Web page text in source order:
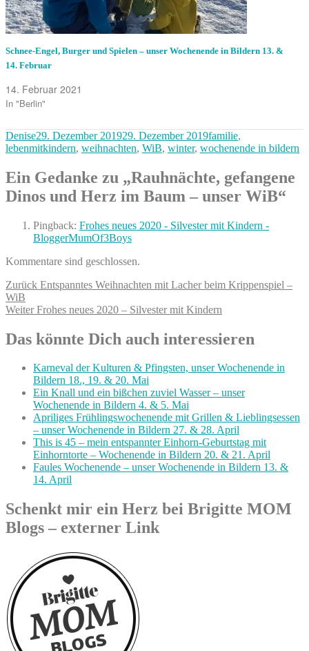
Schnee-Engel, Burger und Spielen – unser Wochenende in Bildern 13. &
14. Februar
14. Februar 2021
In "Berlin"
Autor
DeniseVeröffentlicht
am
29. Dezember 201929. Dezember 2019Kategorien
familie,
lebenmitkindern, weihnachten, WiB, winter, wochenende in bildern
Ein Gedanke zu „Rauhnächte, gefangene
Dinos und Herz im Baum – unser WiB“
Pingback: Frohes neues 2020 - Silvester mit Kindern -
BloggerMumOf3Boys
Kommentare sind geschlossen.
Beitragsnavigation
Zurück Vorheriger
Entspanntes Weihnachten mit Lacher beim Krippenspiel –
WiB
Weiter Nächster
Frohes neues 2020 – Silvester mit Kindern
Das könnte Dich auch interessieren
Karneval der Kulturen & Pfingsten, unser Wochenende in
Bildern 18., 19. & 20. Mai
Ein Knall und ein bißchen zuviel Wasser – unser
Wochenende in Bildern 4. & 5. Mai
Apriliges Frühlingswochenende mit Grillen & Lieblingsessen
– unser Wochenende in Bildern 27. & 28. April
This is 45 – mein entspannter Einhorn-Geburtstag mit
Einhorntorte – Wochenende in Bildern 20. & 21. April
Faules Wochenende – unser Wochenende in Bildern 13. &
14. April
Schenkt mir ein Herz bei Brigitte MOM
Blogs – externer Link